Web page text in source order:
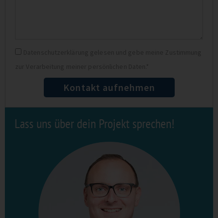
Datenschutz
Kontakt aufnehmen
Lass uns über dein Projekt sprechen!